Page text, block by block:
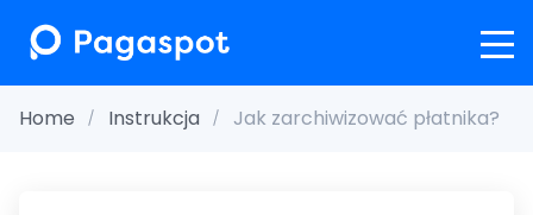
Home Instrukcja Jak zarchiwizować płatnika?